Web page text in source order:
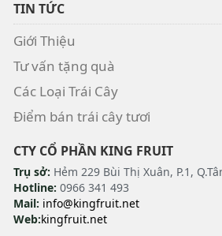
TIN TỨC
Giới Thiệu
Tư vấn tặng quà
Các Loại Trái Cây
Điểm bán trái cây tươi
CTY CỔ PHẦN KING FRUIT
Trụ sở: Hẻm 229 Bùi Thị Xuân, P.1,
Hotline: 0966 341 493
Mail: info@kingfruit.net
Web:kingfruit.net